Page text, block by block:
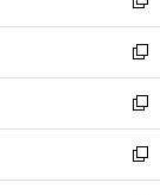
開
く
ウ
で
開
く
ン
ド
ウ
で
開
く
い
ウ
ィ
ン
ド
ウ
で
開
新
し
い
ウ
ィ
ン
ド
ウ
新
し
い
ウ
ィ
ン
新
し
い
ウ
新
し